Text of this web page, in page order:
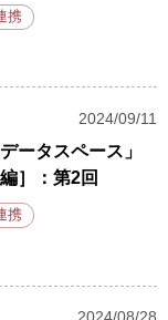
携
2024/09/11
ータスペース」
］：第2回
携